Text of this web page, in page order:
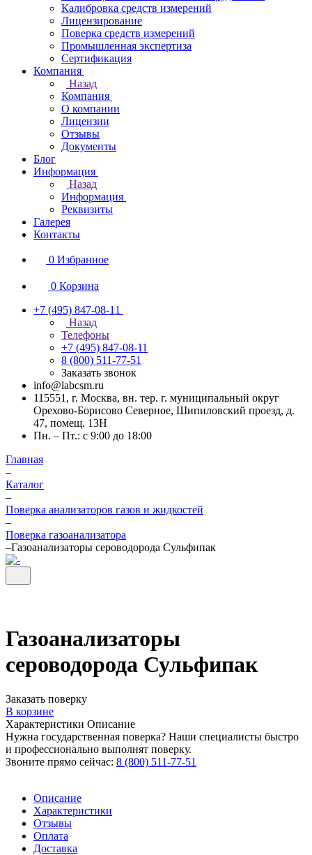
Калибровка средств измерений
Лицензирование
Поверка средств измерений
Промышленная экспертиза
Сертификация
Компания
Назад
Компания
О компании
Лицензии
Отзывы
Документы
Блог
Информация
Назад
Информация
Реквизиты
Галерея
Контакты
0 Избранное
0 Корзина
+7 (495) 847-08-11
Назад
Телефоны
+7 (495) 847-08-11
8 (800) 511-77-51
Заказать звонок
info@labcsm.ru
115551, г. Москва, вн. тер. г. муниципальный округ
Орехово-Борисово Северное, Шипиловский проезд, д.
47, помещ. 13Н
Пн. – Пт.: с 9:00 до 18:00
Главная
–
Каталог
–
Поверка анализаторов газов и жидкостей
–
Поверка газоанализатора
–Газоанализаторы сероводорода Сульфипак
Газоанализаторы
сероводорода Сульфипак
Заказать поверку
В корзине
Характеристики Описание
Нужна государственная поверка? Наши специалисты быстро
и профессионально выполнят поверку.
Звоните прямо сейчас: 8 (800) 511-77-51
Описание
Характеристики
Отзывы
Оплата
Доставка